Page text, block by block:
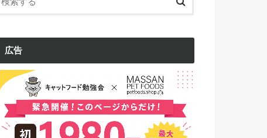
広告